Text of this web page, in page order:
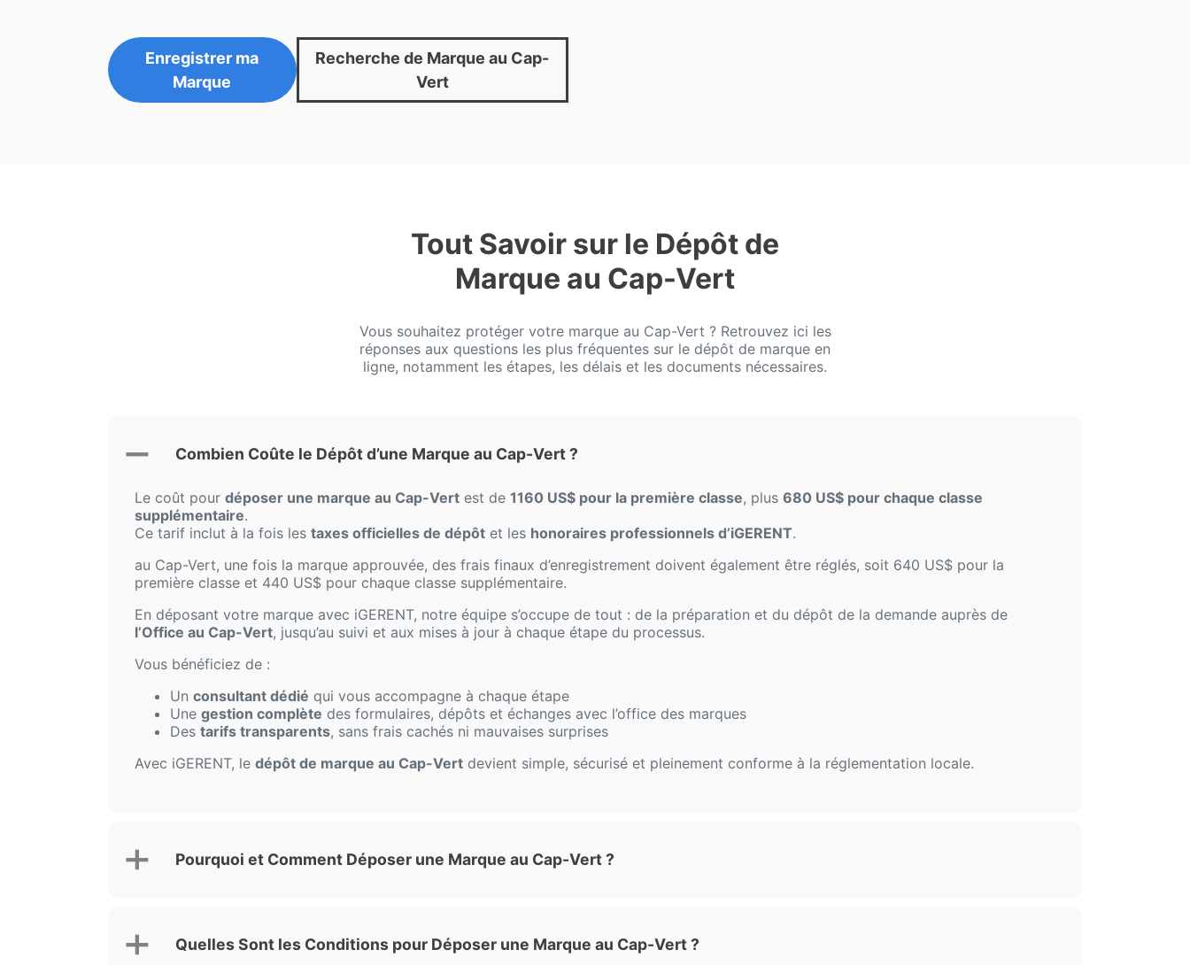
Enregistrer ma
Marque
Recherche de Marque au Cap-
Vert
Tout Savoir sur le Dépôt de
Marque au Cap-Vert
Vous souhaitez protéger votre marque au Cap-Vert ? Retrouvez ici les
réponses aux questions les plus fréquentes sur le dépôt de marque en
ligne, notamment les étapes, les délais et les documents nécessaires.
Combien Coûte le Dépôt d’une Marque au Cap-Vert ?
Le coût pour déposer une marque au Cap-Vert est de 1160 US$ pour la première classe, plus 680 US$ pour chaque classe
supplémentaire.
Ce tarif inclut à la fois les taxes officielles de dépôt et les honoraires professionnels d’iGERENT.
au Cap-Vert, une fois la marque approuvée, des frais finaux d’enregistrement doivent également être réglés, soit 640 US$ pour la
première classe et 440 US$ pour chaque classe supplémentaire.
En déposant votre marque avec iGERENT, notre équipe s’occupe de tout : de la préparation et du dépôt de la demande auprès de
l’Office au Cap-Vert, jusqu’au suivi et aux mises à jour à chaque étape du processus.
Vous bénéficiez de :
Un consultant dédié qui vous accompagne à chaque étape
Une gestion complète des formulaires, dépôts et échanges avec l’office des marques
Des tarifs transparents, sans frais cachés ni mauvaises surprises
Avec iGERENT, le dépôt de marque au Cap-Vert devient simple, sécurisé et pleinement conforme à la réglementation locale.
Pourquoi et Comment Déposer une Marque au Cap-Vert ?
Quelles Sont les Conditions pour Déposer une Marque au Cap-Vert ?